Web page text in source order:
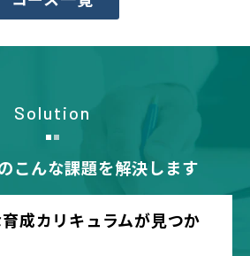
Solution
こんな課題を解決します
成カリキュラムが見つか